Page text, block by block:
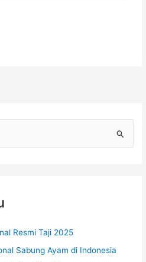
Resmi Taji 2025
Sabung Ayam di Indonesia